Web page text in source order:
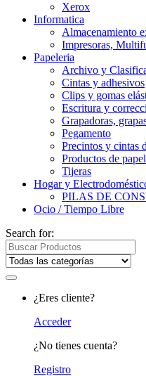
Xerox
Informatica
Almacenamiento
Impresoras,
Papeleria
Archivo y
Cintas y adhesivos
Clips y gomas
Escritura y
Grapadoras,
Pegamento
Precintos y cintas
Productos de papel
Tijeras
Hogar y
PILAS DE
Ocio / Tiempo Libre
Search for:
¿Eres cliente?
Acceder
¿No tienes cuenta?
Registro